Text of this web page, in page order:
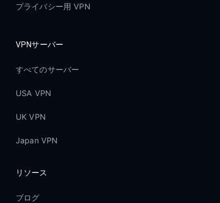
プライバシー用 VPN
VPNサーバー
すべてのサーバー
USA VPN
UK VPN
Japan VPN
リソース
ブログ